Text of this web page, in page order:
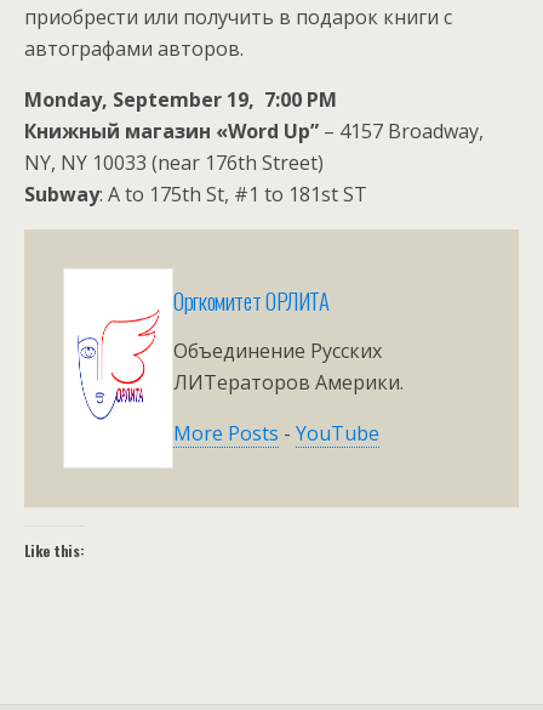
приобрести или получить в подарок книги с
автографами авторов.
Monday, September 19, 7:00 PM
Книжный магазин «Word Up” – 4157 Broadway,
NY, NY 10033 (near 176th Street)
Subway: A to 175th St, #1 to 181st ST
Оргкомитет ОРЛИТА
Объединение Русских
ЛИТераторов Америки.
More Posts -YouTube
Like this: